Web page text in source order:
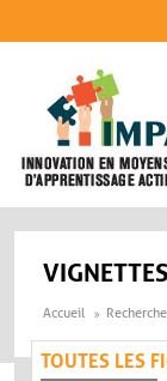
Accueil Recherche
TOUTES LES